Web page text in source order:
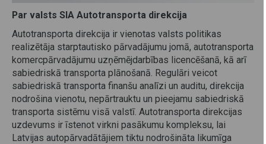
Par valsts SIA Autotransporta direkcija
Autotransporta direkcija ir vienotas valsts politikas
realizētāja starptautisko pārvadājumu jomā, autotransporta
komercpārvadājumu uzņēmējdarbības licencēšanā, kā arī
sabiedriskā transporta plānošanā. Regulāri veicot
sabiedriskā transporta finanšu analīzi un auditu, direkcija
nodrošina vienotu, nepārtrauktu un pieejamu sabiedriskā
transporta sistēmu visā valstī. Autotransporta direkcijas
uzdevums ir īstenot virkni pasākumu kompleksu, lai
Latvijas autopārvadātājiem tiktu nodrošināta likumīga